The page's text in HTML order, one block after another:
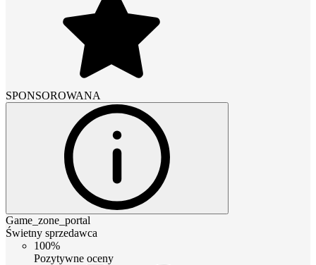
SPONSOROWANA
Game_zone_portal
Świetny sprzedawca
100%
Pozytywne oceny